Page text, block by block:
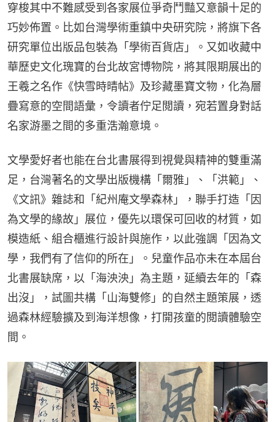
穿梭其中不難感受到各家展位爭奇鬥豔又意韻十足的
巧妙佈置。比如台灣學術重鎮中央研究院，將旗下各
研究單位出版品包裝為「學術百貨店」。又如收藏中
華歷史文化瑰寶的台北故宮博物院，將其限期展出的
王羲之名作《快雪時晴帖》及珍藏墨寶文物，化為層
疊寫意的空間語彙，令讀者佇足閲讀，宛若置身對話
名家游墨之間的多重浩瀚意境。
文學愛好者也能在台北書展得到視覺與精神的雙重滿
足，台灣著名的文學出版機構「爾雅」、「洪範」、
《文訊》雜誌和「紀州庵文學森林」，聯手打造「因
為文學的緣故」展位，優先以環保可回收的材質，如
模造紙、組合櫃進行設計與施作，以此強調「因為文
學，我們有了信仰的所在」。兒童作品亦未在本屆台
北書展缺席，以「海泱泱」為主題，延續去年的「森
出沒」，試圖共構「山海雙修」的自然主題策展，透
過森林經驗擴及到海洋想像，打開孩童的閲讀體驗空
間。